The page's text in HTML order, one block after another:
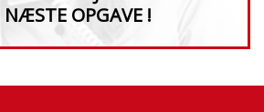
NÆSTE OPGAVE !